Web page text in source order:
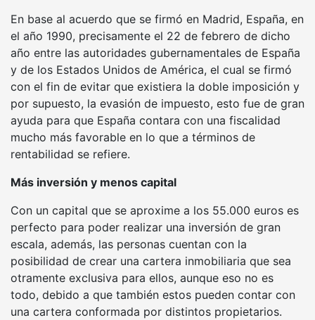
En base al acuerdo que se firmó en Madrid, España, en
el año 1990, precisamente el 22 de febrero de dicho
año entre las autoridades gubernamentales de España
y de los Estados Unidos de América, el cual se firmó
con el fin de evitar que existiera la doble imposición y
por supuesto, la evasión de impuesto, esto fue de gran
ayuda para que España contara con una fiscalidad
mucho más favorable en lo que a términos de
rentabilidad se refiere.
Más inversión y menos capital
Con un capital que se aproxime a los 55.000 euros es
perfecto para poder realizar una inversión de gran
escala, además, las personas cuentan con la
posibilidad de crear una cartera inmobiliaria que sea
otramente exclusiva para ellos, aunque eso no es
todo, debido a que también estos pueden contar con
una cartera conformada por distintos propietarios.